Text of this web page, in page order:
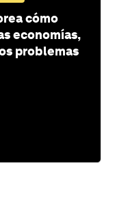
cómo
economías,
problemas